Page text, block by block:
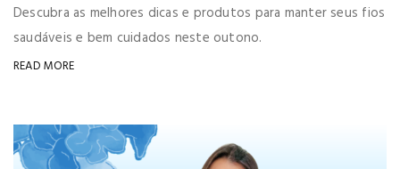
Descubra as melhores dicas e produtos para manter seus fios
saudáveis e bem cuidados neste outono.
READ MORE